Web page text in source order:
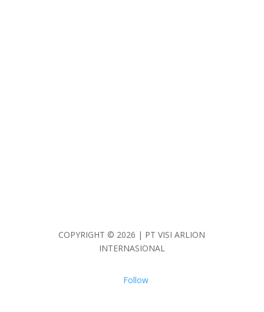
COPYRIGHT © 2026 | PT VISI ARLION
INTERNASIONAL
Follow